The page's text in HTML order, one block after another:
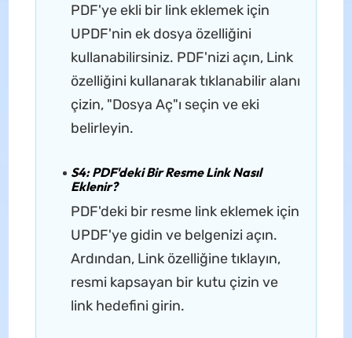
PDF'ye ekli bir link eklemek için
UPDF'nin ek dosya özelliğini
kullanabilirsiniz. PDF'nizi açın, Link
özelliğini kullanarak tıklanabilir alanı
çizin, "Dosya Aç"ı seçin ve eki
belirleyin.
S4: PDF'deki Bir Resme Link Nasıl
Eklenir?
PDF'deki bir resme link eklemek için
UPDF'ye gidin ve belgenizi açın.
Ardından, Link özelliğine tıklayın,
resmi kapsayan bir kutu çizin ve
link hedefini girin.